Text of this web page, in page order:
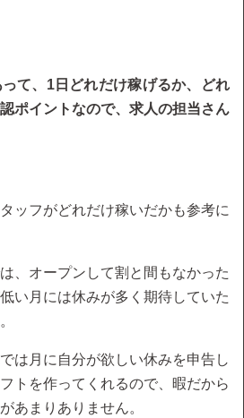
て、1日どれだけ稼げるか、どれ
ポイントなので、求人の担当さん
ッフがどれだけ稼いだかも参考に
、オープンして割と間もなかった
い月には休みが多く期待していた
は月に自分が欲しい休みを申告し
トを作ってくれるので、暇だから
あまりありません。